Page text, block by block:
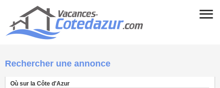
Rechercher une annonce
Où sur la Côte d'Azur